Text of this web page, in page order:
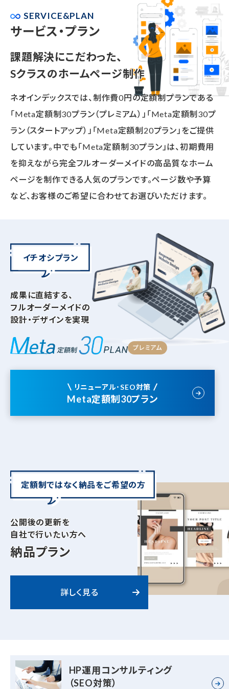
SERVICE&PLAN
サービス・プラン
課題解決にこだわった、
Sクラスのホームページ制作
ネオインデックスでは、制作費0円の定額制プランである
「Meta定額制30プラン（プレミアム）」「Meta定額制30プ
ラン（スタートアップ）」「Meta定額制20プラン」をご提供
しています。中でも「Meta定額制30プラン」は、初期費用
を抑えながら完全フルオーダーメイドの高品質なホーム
ページを制作できる人気のプランです。ページ数や予算
など、お客様のご希望に合わせてお選びいただけます。
イチオシプラン
成果に直結する、
フルオーダーメイドの
設計・デザインを実現
プレミアム
リニューアル･SEO対策
Meta定額制30プラン
定額制ではなく納品をご希望の方
公開後の更新を
自社で行いたい方へ
納品プラン
詳しく見る
HP運用コンサルティング
（SEO対策）